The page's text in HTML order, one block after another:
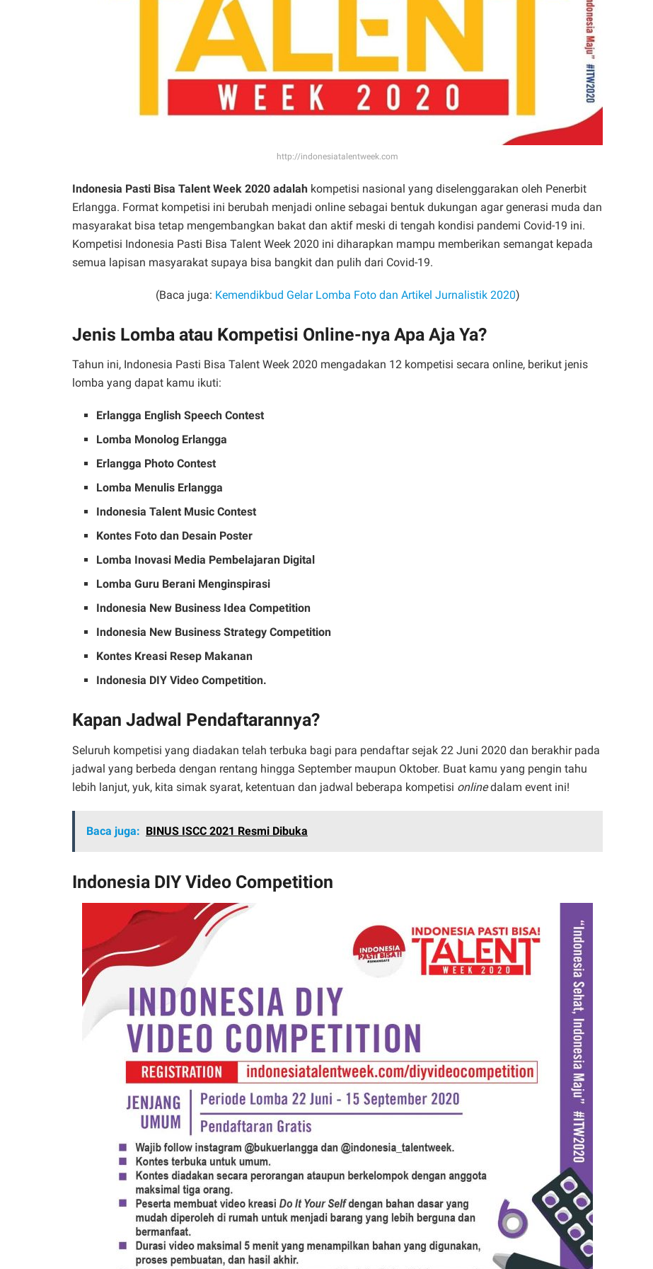
http://indonesiatalentweek.com
Indonesia Pasti Bisa Talent Week 2020 adalah kompetisi nasional yang diselenggarakan oleh Penerbit
Erlangga. Format kompetisi ini berubah menjadi online sebagai bentuk dukungan agar generasi muda dan
masyarakat bisa tetap mengembangkan bakat dan aktif meski di tengah kondisi pandemi Covid-19 ini.
Kompetisi Indonesia Pasti Bisa Talent Week 2020 ini diharapkan mampu memberikan semangat kepada
semua lapisan masyarakat supaya bisa bangkit dan pulih dari Covid-19.
(Baca juga: Kemendikbud Gelar Lomba Foto dan Artikel Jurnalistik 2020)
Jenis Lomba atau Kompetisi Online-nya Apa Aja Ya?
Tahun ini, Indonesia Pasti Bisa Talent Week 2020 mengadakan 12 kompetisi secara online, berikut jenis
lomba yang dapat kamu ikuti:
Erlangga English Speech Contest
Lomba Monolog Erlangga
Erlangga Photo Contest
Lomba Menulis Erlangga
Indonesia Talent Music Contest
Kontes Foto dan Desain Poster
Lomba Inovasi Media Pembelajaran Digital
Lomba Guru Berani Menginspirasi
Indonesia New Business Idea Competition
Indonesia New Business Strategy Competition
Kontes Kreasi Resep Makanan
Indonesia DIY Video Competition.
Kapan Jadwal Pendaftarannya?
Seluruh kompetisi yang diadakan telah terbuka bagi para pendaftar sejak 22 Juni 2020 dan berakhir pada
jadwal yang berbeda dengan rentang hingga September maupun Oktober. Buat kamu yang pengin tahu
lebih lanjut, yuk, kita simak syarat, ketentuan dan jadwal beberapa kompetisi onlinedalam event ini!
Baca juga: BINUS ISCC 2021 Resmi Dibuka
Indonesia DIY Video Competition